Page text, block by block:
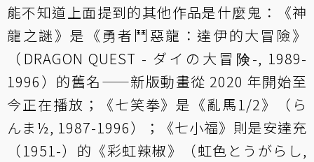
能不知道上面提到的其他作品是什麼鬼：《神
龍之謎》是《勇者鬥惡龍：達伊的大冒險》
（DRAGON QUEST - ダイの大冒険-, 1989-
1996）的舊名——新版動畫從 2020 年開始至
今正在播放；《七笑拳》是《亂馬1/2》（ら
んま½, 1987-1996）；《七小福》則是安達充
（1951-）的《彩虹辣椒》（虹色とうがらし,